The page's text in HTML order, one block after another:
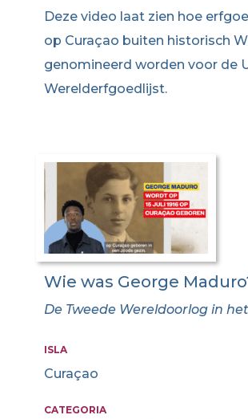
Deze video laat zien hoe
op Curaçao buiten historisch
genomineerd worden voor de
Werelderfgoedlijst.
Wie was George
De Tweede Wereldoorlog in
ISLA
Curaçao
CATEGORIA